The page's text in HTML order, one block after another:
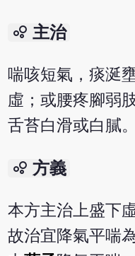
bubble_chart 主治
喘咳短氣，痰涎
虛；或腰疼腳弱
舌苔白滑或白膩。
bubble_chart 方義
本方主治上盛下
故治宜降氣平喘